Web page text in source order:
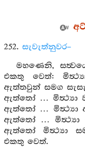
252. සැවැත්නුවර–
මහණෙනි,
එකතු වෙත්:
ඇත්තවුන් සමග
ඇත්තෝ … මිත්‍ථ්‍යා
ඇත්තෝ … මිත්‍ථ්‍යා
ඇත්තෝ … මිත්‍ථ්‍යා
ඇත්තෝ මිත්‍ථ්‍යා
එකතු වෙත්.